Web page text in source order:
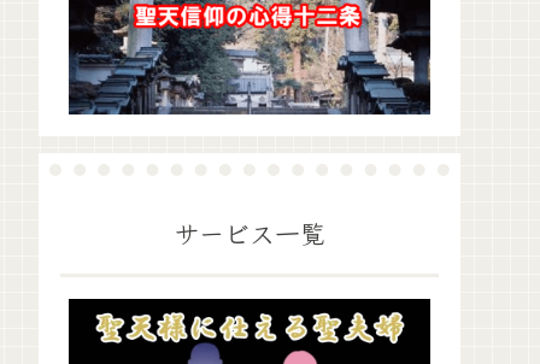
サービス一覧